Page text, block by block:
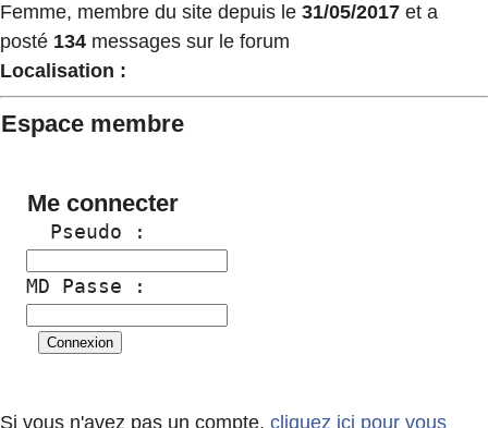
Femme, membre du site depuis le 31/05/2017 et a
posté 134 messages sur le forum
Localisation :
Espace membre
Me connecter
  Pseudo :
MD Passe :
Si vous n'avez pas un compte, cliquez ici pour vous